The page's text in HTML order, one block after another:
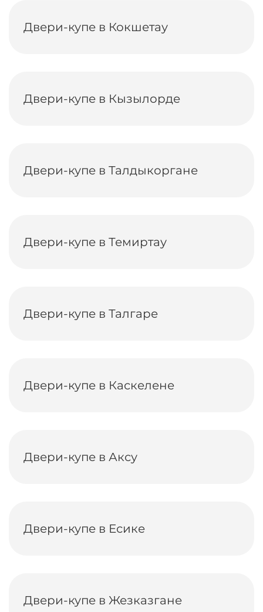
Двери-купе в Кокшетау
Двери-купе в Кызылорде
Двери-купе в Талдыкоргане
Двери-купе в Темиртау
Двери-купе в Талгаре
Двери-купе в Каскелене
Двери-купе в Аксу
Двери-купе в Есике
Двери-купе в Жезказгане